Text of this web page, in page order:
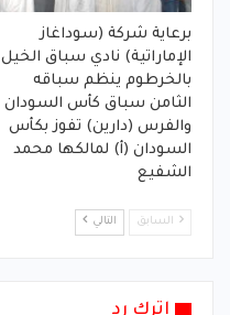
برعاية شركة (سوداغاز
الإماراتية) نادي سباق الخيل
بالخرطوم ينظم سباقه
الثامن سباق كأس السودان
والفرس (دارين) تفوز بكأس
السودان (أ) لمالكها محمد
الشفيع
السابق التالي
اترك رد